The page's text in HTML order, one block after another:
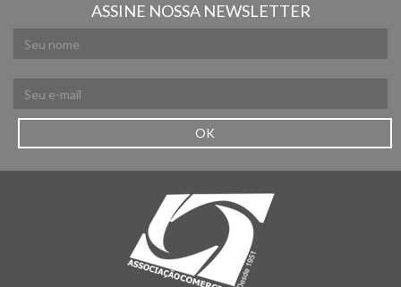
ASSINE NOSSA NEWSLETTER
OK